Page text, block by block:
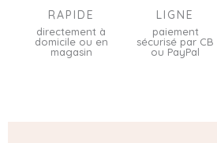
RAPIDE
directement à
domicile ou en
magasin
LIGNE
paiement
sécurisé par CB
ou PayPal